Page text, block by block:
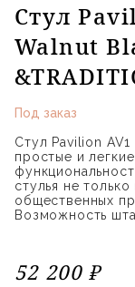
Стул
Walnut
Под заказ
Стул Pavilion
простые и
стулья не
общественных
Возможность
52 200 ₽